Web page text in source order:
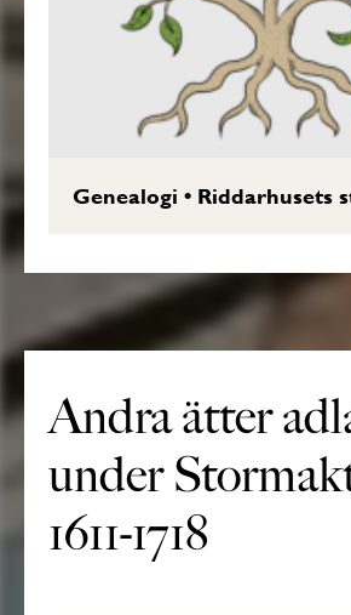
Genealogi • Riddarhusets
Andra ätter
under
1611-1718